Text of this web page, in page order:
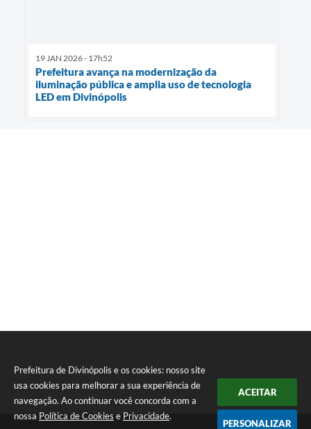
Prefeitura de Divinópolis e os cookies: nosso site
usa cookies para melhorar a sua experiência de
navegação. Ao continuar você concorda com a
nossa Política de Cookies e Privacidade.
ACEITAR
PERSONALIZAR
19 JAN 2026 - 17h52
Prefeitura avança na modernização da
iluminação pública e amplia uso de tecnologia
LED em Divinópolis